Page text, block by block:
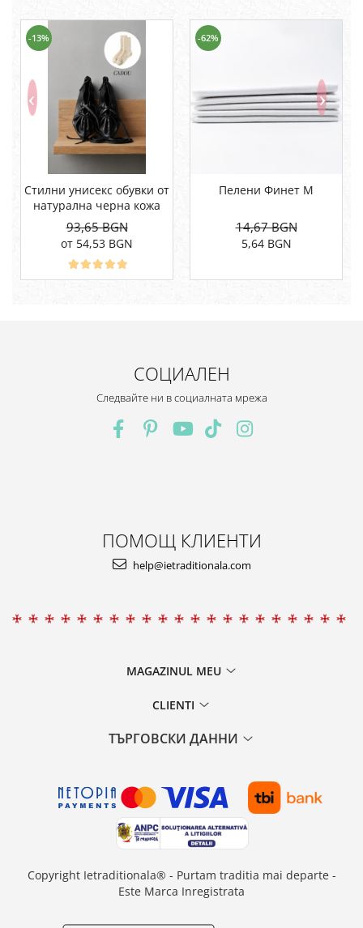
-13%
Стилни унисекс обувки от
натурална черна кожа
93,65 BGN
от 54,53 BGN
-62%
Пелени Финет М
14,67 BGN
5,64 BGN
СОЦИАЛЕН
Следвайте ни в социалната мрежа
ПОМОЩ КЛИЕНТИ
help@ietraditionala.com
MAGAZINUL MEU
CLIENTI
ТЪРГОВСКИ ДАННИ
Copyright Ietraditionala® - Purtam traditia mai departe -
Este Marca Inregistrata